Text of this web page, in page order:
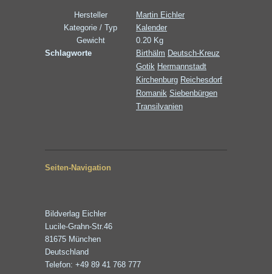
Hersteller
Martin Eichler
Kategorie / Typ
Kalender
Gewicht
0.20 Kg
Schlagworte
Birthälm Deutsch-Kreuz
Gotik Hermannstadt
Kirchenburg Reichesdorf
Romanik Siebenbürgen
Transilvanien
Seiten-Navigation
Bildverlag Eichler
Lucile-Grahn-Str.46
81675 München
Deutschland
Telefon: +49 89 41 768 777